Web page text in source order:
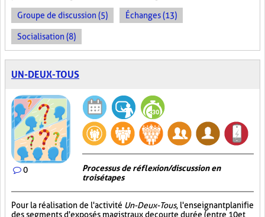
Groupe de discussion (5) Échanges (13)
Socialisation (8)
UN-DEUX-TOUS
0
Processus de réflexion/discussion en
trois étapes
Pour la réalisation de l'activité Un-Deux-Tous, l'enseignant planifie
des segments d'exposés magistraux de courte durée (entre 10 et